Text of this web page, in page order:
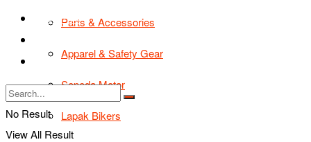
Parts & Accessories
Apparel & Safety Gear
Sepeda Motor
Lapak Bikers
TIPS & TRIK
Tentang Kami
No Result
View All Result